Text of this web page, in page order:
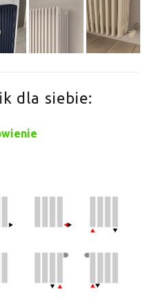
dla siebie: